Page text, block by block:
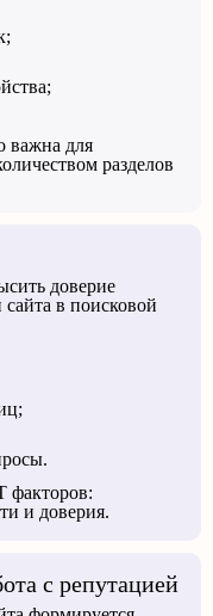
важна для
разделов
доверие
в поисковой
факторов:
и доверия.
с репутацией